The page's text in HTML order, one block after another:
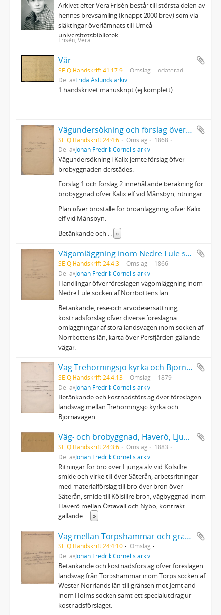
Arkivet efter Vera Frisén består till största delen av
hennes brevsamling (knappt 2000 brev) som via
släktingar överlämnats till Umeå
universitetsbibliotek.
Frisén, Vera
Vår
SE Q Handskrift 41:17:9 Omslag
odaterad
Del avFrida Åslunds arkiv
1 handskrivet manuskript (ej komplett)
Vägundersökning och förslag över brobyggnad i Kalix
SE Q Handskrift 24:4:6 Omslag
1868
Del avJohan Fredrik Cornells arkiv
Vägundersökning i Kalix jemte förslag öfver
brobyggnaden derstädes.
Förslag 1 och förslag 2 innehållande beräkning för
brobyggnad öfver Kalix elf vid Månsbyn, ritningar.
Plan öfver broställe för broanläggning öfver Kalix
elf vid Månsbyn.
Betänkande och
»
Vägomläggning inom Nedre Lule socken
SE Q Handskrift 24:4:3 Omslag
1866
Del avJohan Fredrik Cornells arkiv
Handlingar öfver föreslagen vägomläggning inom
Nedre Lule socken af Norrbottens län.
Betänkande, rese-och arvodesersättning,
kostnadsförslag öfver diverse föreslagna
omläggningar af stora landsvägen inom socken af
Norrbottens län, karta över Persfjärden gällande
vägar.
Väg Trehörningsjö kyrka och Björnavägen
SE Q Handskrift 24:4:13 Omslag
1879
Del avJohan Fredrik Cornells arkiv
Betänkande och kostnadsförslag över föreslagen
landsväg mellan Trehörningsjö kyrka och
Björnavägen.
Väg- och brobyggnad, Haverö, Ljunga älv
SE Q Handskrift 24:3:6 Omslag
1883
Del avJohan Fredrik Cornells arkiv
Ritningar för bro över Ljunga älv vid Kölsillre
smide och virke till över Säterån, arbetsritningar
med materialförslag till bro över bron över
Säterån, smide till Kölsillre bron, vägbyggnad inom
Haverö mellan Östavall och Nybo, kontrakt
gällande
»
Väg mellan Torpshammar och gränsen mot Jemtland inom Holms socken
SE Q Handskrift 24:4:10
Omslag
Del avJohan Fredrik Cornells arkiv
Betänkande och kostnadsförslag öfver föreslagen
landsväg från Torpshammar inom Torps socken af
Wester-Norrlands län till gränsen mot Jemtland
inom Holms socken samt ett specialutdrag ur
kostnadsförslaget.